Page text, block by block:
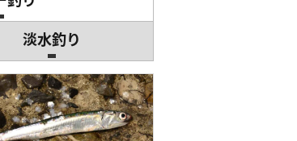
淡水釣り